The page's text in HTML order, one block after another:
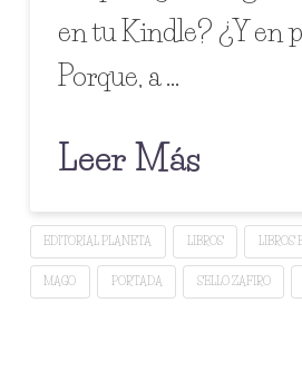
en tu Kindle? ¿Y en
Porque, a …
Leer Más
EDITORIAL PLANETA LIBROS LIBROS
MAGO PORTADA SELLO ZAFIRO